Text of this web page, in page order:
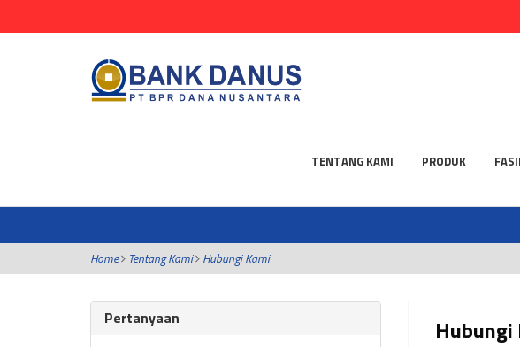
TENTANG KAMI PRODUK
Home Tentang Kami Hubungi Kami
Pertanyaan
Hubungi